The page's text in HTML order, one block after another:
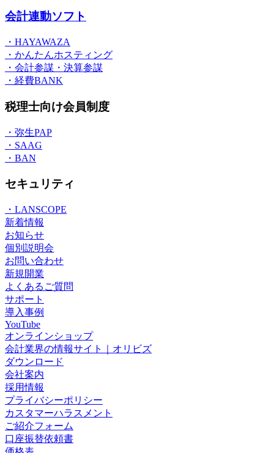
会計連動ソフト
・HAYAWAZA
・かんたんホスティング
・会計参謀・決算参謀
・経費BANK
税理士向け会員制度
・弥生PAP
・SAAG
・BAN
セキュリティ
・LANSCOPE
新着情報
お知らせ
個別説明会
お問い合わせ
新規開業
よくあるご質問
サポート
導入事例
YouTube
オンラインショップ
会計業界の情報サイト｜オリビズ
ダウンロード
会社案内
採用情報
プライバシーポリシー
カスタマーハラスメント
ご紹介フォーム
口座振替依頼書